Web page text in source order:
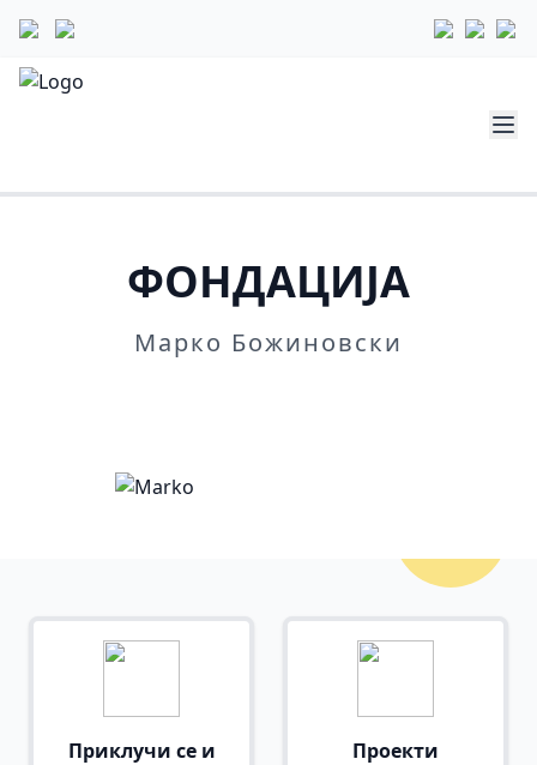
ФОНДАЦИЈА
Марко Божиновски
Приклучи се и
Проекти